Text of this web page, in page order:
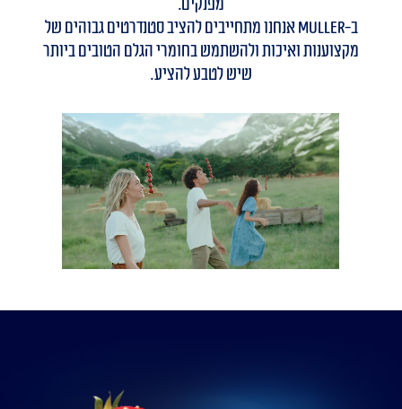
מפנקים.
ב-Muller אנחנו מתחייבים להציב סטנדרטים גבוהים של
מקצוענות ואיכות ולהשתמש בחומרי הגלם הטובים ביותר
שיש לטבע להציע.